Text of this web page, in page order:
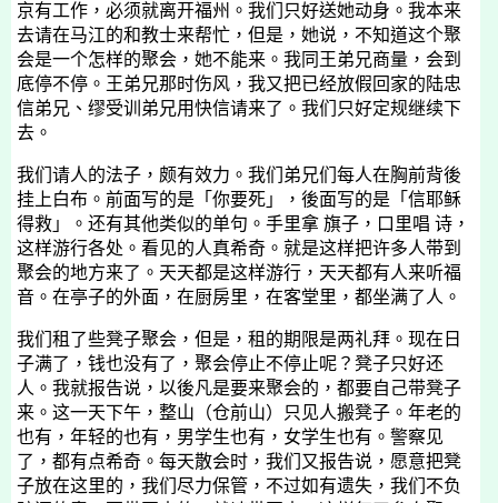
京有工作，必须就离开福州。我们只好送她动身。我本来
去请在马江的和教士来帮忙，但是，她说，不知道这个聚
会是一个怎样的聚会，她不能来。我同王弟兄商量，会到
底停不停。王弟兄那时伤风，我又把已经放假回家的陆忠
信弟兄、缪受训弟兄用快信请来了。我们只好定规继续下
去。
我们请人的法子，颇有效力。我们弟兄们每人在胸前背後
挂上白布。前面写的是「你要死」，後面写的是「信耶稣
得救」。还有其他类似的单句。手里拿 旗子，口里唱 诗，
这样游行各处。看见的人真希奇。就是这样把许多人带到
聚会的地方来了。天天都是这样游行，天天都有人来听福
音。在亭子的外面，在厨房里，在客堂里，都坐满了人。
我们租了些凳子聚会，但是，租的期限是两礼拜。现在日
子满了，钱也没有了，聚会停止不停止呢？凳子只好还
人。我就报告说，以後凡是要来聚会的，都要自己带凳子
来。这一天下午，整山（仓前山）只见人搬凳子。年老的
也有，年轻的也有，男学生也有，女学生也有。警察见
了，都有点希奇。每天散会时，我们又报告说，愿意把凳
子放在这里的，我们尽力保管，不过如有遗失，我们不负